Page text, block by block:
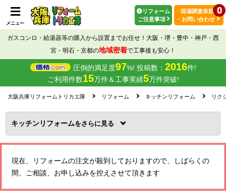
メニュー
リフォーム
ご注意事項
0
現場調査依頼
・お問い合わせ
ガスコンロ・給湯器等の購入から設置までお任せ！大阪・堺・豊中・神戸・西
宮・明石・京都の地域密着で工事後も安心！
圧倒的満足度97%! 投稿数： 2016件!
ご利用件数15万件＆工事実績5万件突破!
大阪兵庫リフォームトリカエ隊 リフォーム キッチンリフォーム リク
キッチンリフォームを
現在、リフォームの注文が殺到しておりますので、しばらくの
間、ご相談、お申し込みを控えさせて頂きます